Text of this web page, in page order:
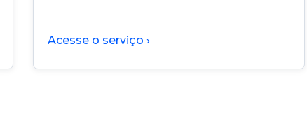
Acesse o serviço ›